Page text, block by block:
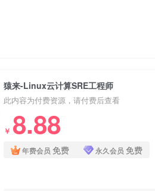
猿来-Linux云计算SRE工程师
此内容为付费资源，请付费后查看
￥ 8.88
年费会员 免费 永久会员 免费